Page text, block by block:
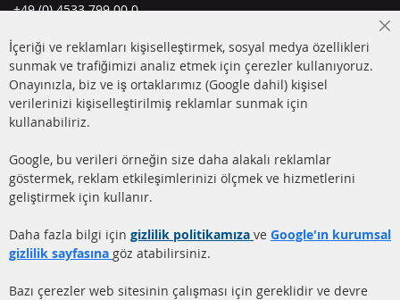
+49 (0) 4533 799 00 0
info@contra-automotive.de
facebook
instagram
HIZLI LİNKLER
(DPF)
DİZEL PARTİKÜL FİLTRESİ
KATALİZÖR (KAT)
MÜŞTERİ
Hakkımızda
Gönderim ücreti
İçeriği ve reklamları kişiselleştirmek, sosyal medya özellikleri
sunmak ve trafiğimizi analiz etmek için çerezler kullanıyoruz.
Onayınızla, biz ve iş ortaklarımız (Google dahil) kişisel
verilerinizi kişiselleştirilmiş reklamlar sunmak için
kullanabiliriz.
Google, bu verileri örneğin size daha alakalı reklamlar
göstermek, reklam etkileşimlerinizi ölçmek ve hizmetlerini
geliştirmek için kullanır.
Daha fazla bilgi için gizlilik politikamıza ve Google'ın kurumsal
gizlilik sayfasına göz atabilirsiniz.
Bazı çerezler web sitesinin çalışması için gereklidir ve devre